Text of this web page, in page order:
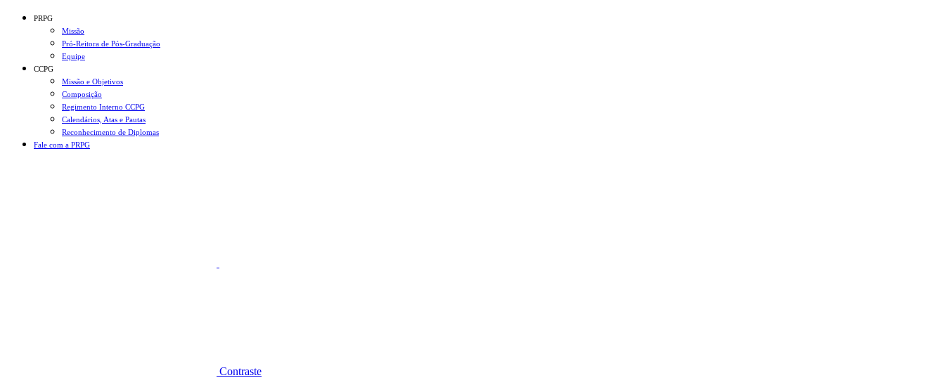
Conteúdo principal
PRPG
Missão
Pró-Reitora de Pós-Graduação
Equipe
CCPG
Missão e Objetivos
Composição
Regimento Interno CCPG
Calendários, Atas e Pautas
Reconhecimento de Diplomas
Fale com a PRPG
Contraste